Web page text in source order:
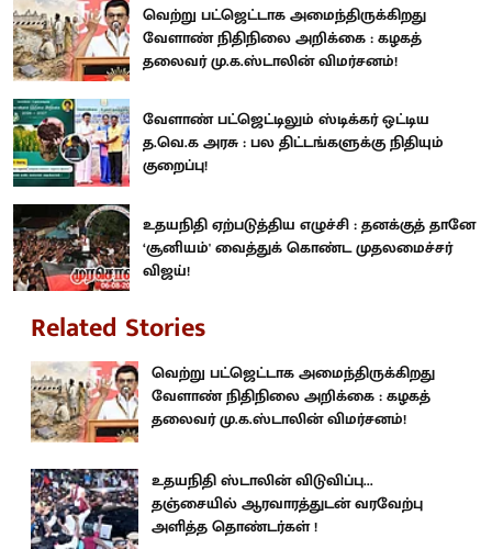
வெற்று பட்ஜெட்டாக அமைந்திருக்கிறது
வேளாண் நிதிநிலை அறிக்கை : கழகத்
தலைவர் மு.க.ஸ்டாலின் விமர்சனம்!
வேளாண் பட்ஜெட்டிலும் ஸ்டிக்கர் ஒட்டிய
த.வெ.க அரசு : பல திட்டங்களுக்கு நிதியும்
குறைப்பு!
உதயநிதி ஏற்படுத்திய எழுச்சி : தனக்குத் தானே
‘சூனியம்' வைத்துக் கொண்ட முதலமைச்சர்
விஜய்!
Related Stories
வெற்று பட்ஜெட்டாக அமைந்திருக்கிறது
வேளாண் நிதிநிலை அறிக்கை : கழகத்
தலைவர் மு.க.ஸ்டாலின் விமர்சனம்!
உதயநிதி ஸ்டாலின் விடுவிப்பு...
தஞ்சையில் ஆரவாரத்துடன் வரவேற்பு
அளித்த தொண்டர்கள் !